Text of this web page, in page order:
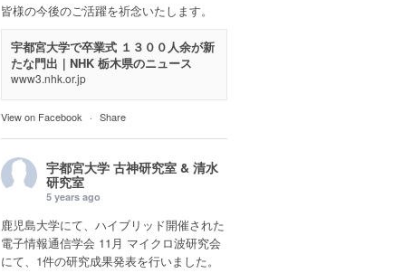
皆様の今後のご活躍を祈念いたします。
宇都宮大学で卒業式 １３００人余が新
たな門出｜NHK 栃木県のニュース
www3.nhk.or.jp
View on Facebook · Share
宇都宮大学 古神研究室 & 清水
研究室
5 years ago
鹿児島大学にて、ハイブリッド開催された
電子情報通信学会 11月 マイクロ波研究会
にて、1件の研究成果発表を行いました。